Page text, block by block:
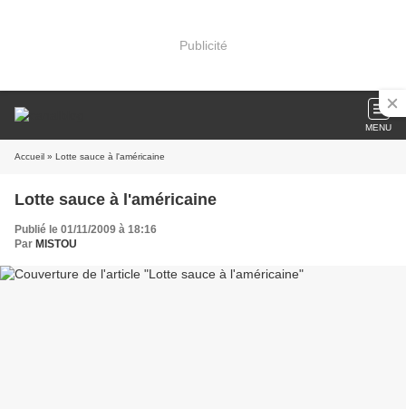
Publicité
MENU
Accueil » Lotte sauce à l'américaine
Lotte sauce à l'américaine
Publié le 01/11/2009 à 18:16
Par MISTOU